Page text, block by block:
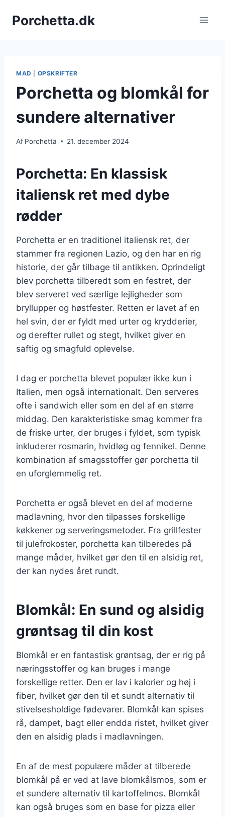
Porchetta.dk
MAD OPSKRIFTER
Porchetta og blomkål for
sundere alternativer
Af Porchetta 21. december 2024
Porchetta: En klassisk
italiensk ret med dybe
rødder
Porchetta er en traditionel italiensk ret, der
stammer fra regionen Lazio, og den har en rig
historie, der går tilbage til antikken. Oprindeligt
blev porchetta tilberedt som en festret, der
blev serveret ved særlige lejligheder som
bryllupper og høstfester. Retten er lavet af en
hel svin, der er fyldt med urter og krydderier,
og derefter rullet og stegt, hvilket giver en
saftig og smagfuld oplevelse.
I dag er porchetta blevet populær ikke kun i
Italien, men også internationalt. Den serveres
ofte i sandwich eller som en del af en større
middag. Den karakteristiske smag kommer fra
de friske urter, der bruges i fyldet, som typisk
inkluderer rosmarin, hvidløg og fennikel. Denne
kombination af smagsstoffer gør porchetta til
en uforglemmelig ret.
Porchetta er også blevet en del af moderne
madlavning, hvor den tilpasses forskellige
køkkener og serveringsmetoder. Fra grillfester
til julefrokoster, porchetta kan tilberedes på
mange måder, hvilket gør den til en alsidig ret,
der kan nydes året rundt.
Blomkål: En sund og alsidig
grøntsag til din kost
Blomkål er en fantastisk grøntsag, der er rig på
næringsstoffer og kan bruges i mange
forskellige retter. Den er lav i kalorier og høj i
fiber, hvilket gør den til et sundt alternativ til
stivelsesholdige fødevarer. Blomkål kan spises
rå, dampet, bagt eller endda ristet, hvilket giver
den en alsidig plads i madlavningen.
En af de mest populære måder at tilberede
blomkål på er ved at lave blomkålsmos, som er
et sundere alternativ til kartoffelmos. Blomkål
kan også bruges som en base for pizza eller